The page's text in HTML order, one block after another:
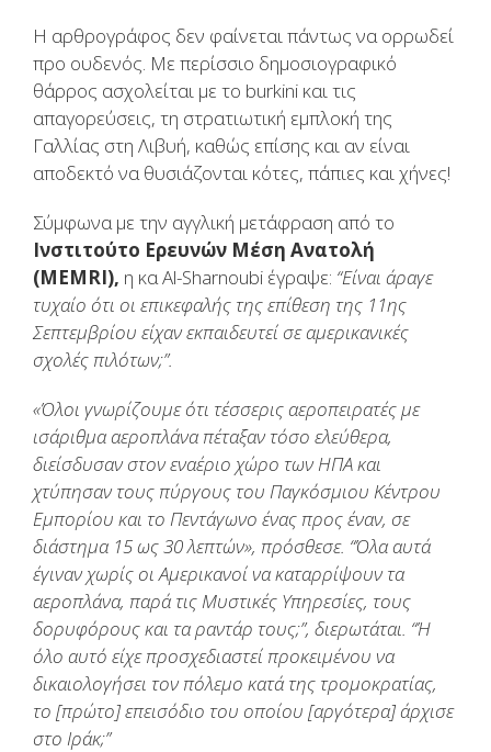
Η αρθρογράφος δεν φαίνεται πάντως να ορρωδεί
προ ουδενός. Με περίσσιο δημοσιογραφικό
θάρρος ασχολείται με το burkini και τις
απαγορεύσεις, τη στρατιωτική εμπλοκή της
Γαλλίας στη Λιβυή, καθώς επίσης και αν είναι
αποδεκτό να θυσιάζονται κότες, πάπιες και χήνες!
Σύμφωνα με την αγγλική μετάφραση από το
Ινστιτούτο Ερευνών Μέση Ανατολή
(MEMRI), η κα Al-Sharnoubi έγραψε: “Είναι άραγε
τυχαίο ότι οι επικεφαλής της επίθεση της 11ης
Σεπτεμβρίου είχαν εκπαιδευτεί σε αμερικανικές
σχολές πιλότων;”.
«Όλοι γνωρίζουμε ότι τέσσερις αεροπειρατές με
ισάριθμα αεροπλάνα πέταξαν τόσο ελεύθερα,
διείσδυσαν στον εναέριο χώρο των ΗΠΑ και
χτύπησαν τους πύργους του Παγκόσμιου Κέντρου
Εμπορίου και το Πεντάγωνο ένας προς έναν, σε
διάστημα 15 ως 30 λεπτών», πρόσθεσε. “Όλα αυτά
έγιναν χωρίς οι Αμερικανοί να καταρρίψουν τα
αεροπλάνα, παρά τις Μυστικές Υπηρεσίες, τους
δορυφόρους και τα ραντάρ τους;”, διερωτάται. “Ή
όλο αυτό είχε προσχεδιαστεί προκειμένου να
δικαιολογήσει τον πόλεμο κατά της τρομοκρατίας,
το [πρώτο] επεισόδιο του οποίου [αργότερα] άρχισε
στο Ιράκ;”